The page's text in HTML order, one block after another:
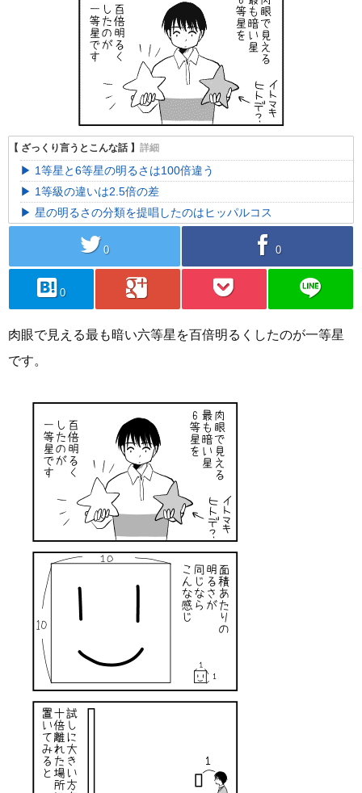
1等星と6等星の明るさは100倍違う
1等級の違いは2.5倍の差
星の明るさの分類を提唱したのはヒッパルコス
twitter 0 facebook 0
hatebu 0 googleplus pocket line
肉眼で見える最も暗い六等星を百倍明るくしたのが一等星
です。